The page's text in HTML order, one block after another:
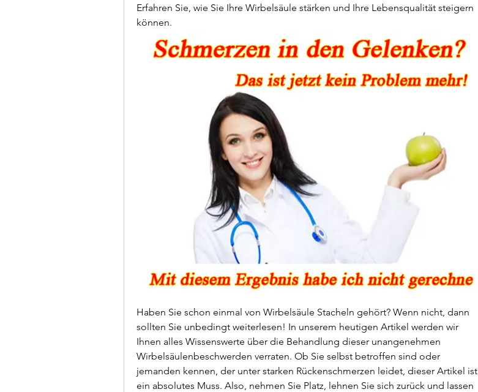
Erfahren Sie, wie Sie Ihre Wirbelsäule stärken und Ihre Lebensqualität steigern
können.
Haben Sie schon einmal von Wirbelsäule Stacheln gehört? Wenn nicht, dann
sollten Sie unbedingt weiterlesen! In unserem heutigen Artikel werden wir
Ihnen alles Wissenswerte über die Behandlung dieser unangenehmen
Wirbelsäulenbeschwerden verraten. Ob Sie selbst betroffen sind oder
jemanden kennen, der unter starken Rückenschmerzen leidet, dieser Artikel ist
ein absolutes Muss. Also, nehmen Sie Platz, lehnen Sie sich zurück und lassen